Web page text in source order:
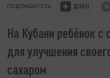
ПОДПИШИТЕСЬ:
На Кубани ребёнок
для улучшения
сахаром